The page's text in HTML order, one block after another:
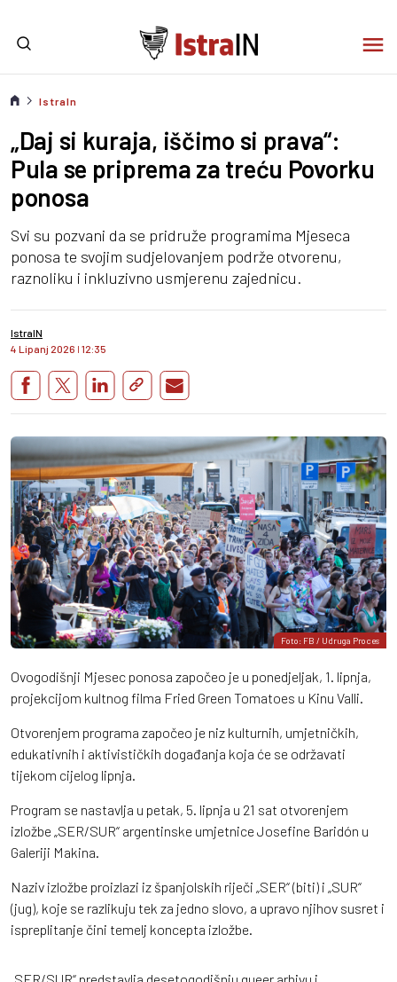
IstraIn
„Daj si kuraja, iščimo si prava“:
Pula se priprema za treću Povorku
ponosa
Svi su pozvani da se pridruže programima Mjeseca
ponosa te svojim sudjelovanjem podrže otvorenu,
raznoliku i inkluzivno usmjerenu zajednicu.
IstraIN
4 Lipanj 2026 I 12:35
Foto: FB / Udruga Proces
Ovogodišnji Mjesec ponosa započeo je u ponedjeljak, 1. lipnja,
projekcijom kultnog filma Fried Green Tomatoes u Kinu Valli.
Otvorenjem programa započeo je niz kulturnih, umjetničkih,
edukativnih i aktivističkih događanja koja će se održavati
tijekom cijelog lipnja.
Program se nastavlja u petak, 5. lipnja u 21 sat otvorenjem
izložbe „SER/SUR“ argentinske umjetnice Josefine Baridón u
Galeriji Makina.
Naziv izložbe proizlazi iz španjolskih riječi „SER“ (biti) i „SUR“
(jug), koje se razlikuju tek za jedno slovo, a upravo njihov susret i
ispreplitanje čini temelj koncepta izložbe.